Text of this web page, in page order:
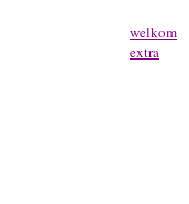
welkom
extra